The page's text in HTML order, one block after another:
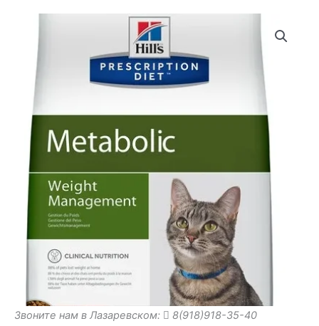
Звоните нам в Лазаревском: 8(918)918-35-40